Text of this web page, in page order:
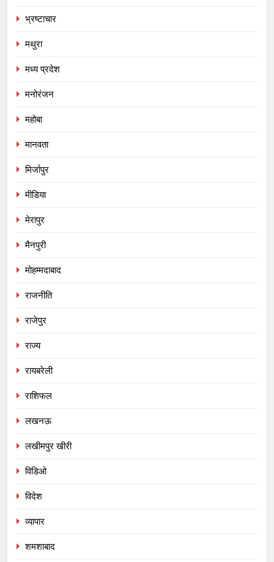
भ्रष्टाचार
मथुरा
मध्य प्रदेश
मनोरंजन
महोबा
मानवता
मिर्जापुर
मीडिया
मेरापुर
मैनपुरी
मोहम्मदाबाद
राजनीति
राजेपुर
राज्य
रायबरेली
राशिफल
लखनऊ
लखीमपुर खीरी
विडिओ
विदेश
व्यापार
शमशाबाद